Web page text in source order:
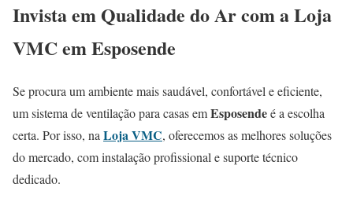
Invista em Qualidade do Ar com a Loja
VMC em Esposende
Se procura um ambiente mais saudável, confortável e eficiente,
um sistema de ventilação para casas emEsposendeé a escolha
certa. Por isso, na Loja VMC, oferecemos as melhores soluções
do mercado, com instalação profissional e suporte técnico
dedicado.